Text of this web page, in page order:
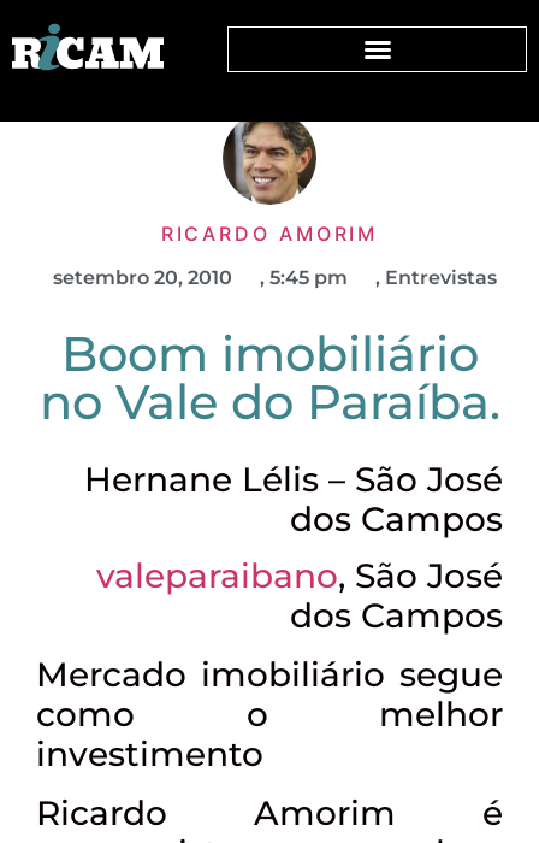
RICARDO AMORIM
setembro 20, 2010 , 5:45 pm , Entrevistas
Boom imobiliário
no Vale do Paraíba.
Hernane Lélis – São José
dos Campos
valeparaibano, São José
dos Campos
Mercado imobiliário segue
como o melhor
investimento
Ricardo Amorim é